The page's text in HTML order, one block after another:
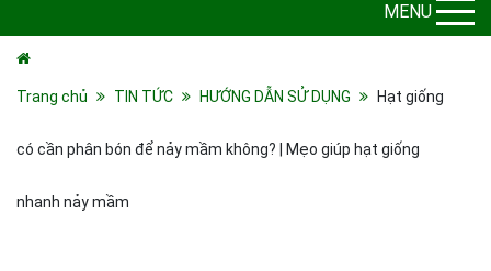
MENU
Trang chủ TIN TỨC HƯỚNG DẪN SỬ DỤNG Hạt giống
có cần phân bón để nảy mầm không? | Mẹo giúp hạt giống
nhanh nảy mầm